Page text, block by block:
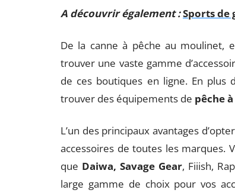
A découvrir également :Sports de
De la canne à pêche au moulinet,
trouver une vaste gamme
de ces boutiques en ligne. En plus
trouver des équipements de pêche
L’un des principaux avantages
accessoires de toutes les marques.
que Daiwa, Savage Gear, Fiiish,
large gamme de choix pour vos